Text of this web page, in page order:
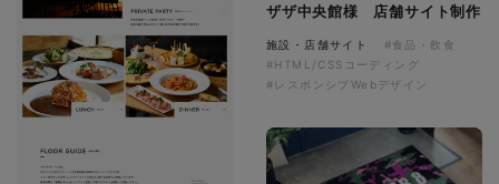
ザザ中央館様 店舗サイト制作
施設・店舗サイト
#食品・飲食
#HTML/CSSコーディング
#レスポンシブWebデザイン